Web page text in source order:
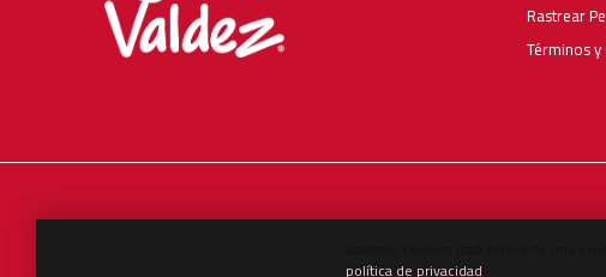
Rastrear
Términos
política de privacidad